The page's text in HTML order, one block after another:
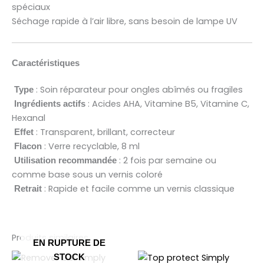
spéciaux
Séchage rapide à l’air libre, sans besoin de lampe UV
Caractéristiques
Type : Soin réparateur pour ongles abîmés ou fragiles
Ingrédients actifs : Acides AHA, Vitamine B5, Vitamine C,
Hexanal
Effet : Transparent, brillant, correcteur
Flacon : Verre recyclable, 8 ml
Utilisation recommandée : 2 fois par semaine ou
comme base sous un vernis coloré
Retrait : Rapide et facile comme un vernis classique
Produits similaires
EN RUPTURE DE
STOCK